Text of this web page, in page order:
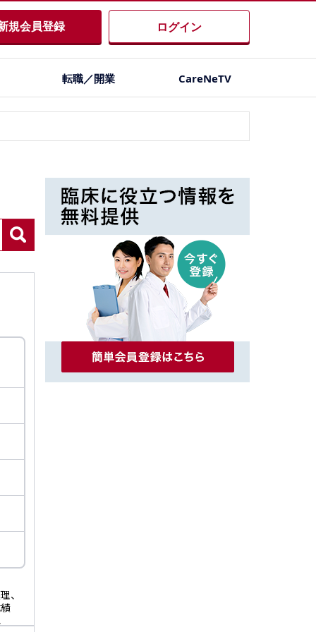
規会員登録 ログイン
転職／開業 CareNeTV
、